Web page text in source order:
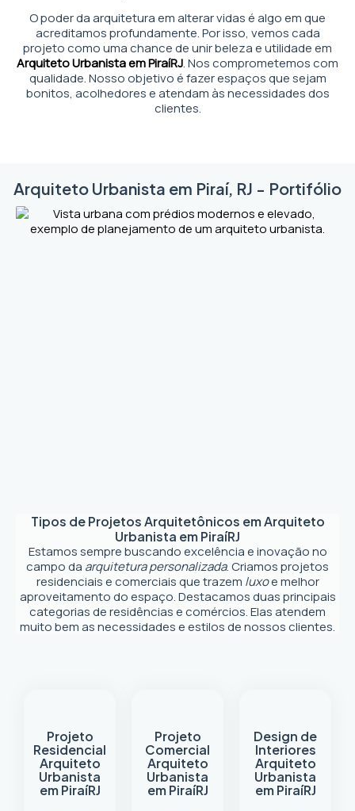
O poder da arquitetura em alterar vidas é algo em que
acreditamos profundamente. Por isso, vemos cada
projeto como uma chance de unir beleza e utilidade em
Arquiteto Urbanista em PiraíRJ. Nos comprometemos com
qualidade. Nosso objetivo é fazer espaços que sejam
bonitos, acolhedores e atendam às necessidades dos
clientes.
Arquiteto Urbanista em Piraí, RJ - Portifólio
Tipos de Projetos Arquitetônicos emArquiteto
Urbanista em PiraíRJ
Estamos sempre buscando excelência e inovação no
campo da arquitetura personalizada. Criamos projetos
residenciais e comerciais que trazem luxoe melhor
aproveitamento do espaço. Destacamos duas principais
categorias de residências e comércios. Elas atendem
muito bem as necessidades e estilos de nossos clientes.
Projeto
Residencial
Arquiteto
Urbanista
em PiraíRJ
Projeto
Comercial
Arquiteto
Urbanista
em PiraíRJ
Design de
Interiores
Arquiteto
Urbanista
em PiraíRJ